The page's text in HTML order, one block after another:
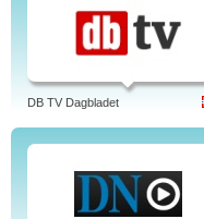
DB TV Dagbladet